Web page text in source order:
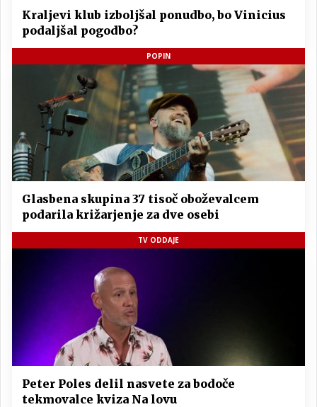
Kraljevi klub izboljšal ponudbo, bo Vinicius
podaljšal pogodbo?
POPIN
Glasbena skupina 37 tisoč oboževalcem
podarila križarjenje za dve osebi
TV ODDAJE
Peter Poles delil nasvete za bodoče
tekmovalce kviza Na lovu